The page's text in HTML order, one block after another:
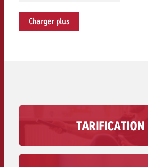
Charger plus
TARIFICATION
Découvrez combien coûte en
TV de 30 secondes et combien
vous pouvez